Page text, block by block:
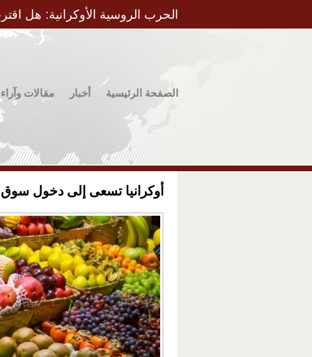
الحرب الروسية الأوكرانية: هل
الصفحة الرئيسية أخبار مقالات وآراء
أوكرانيا تسعى إلى دخول